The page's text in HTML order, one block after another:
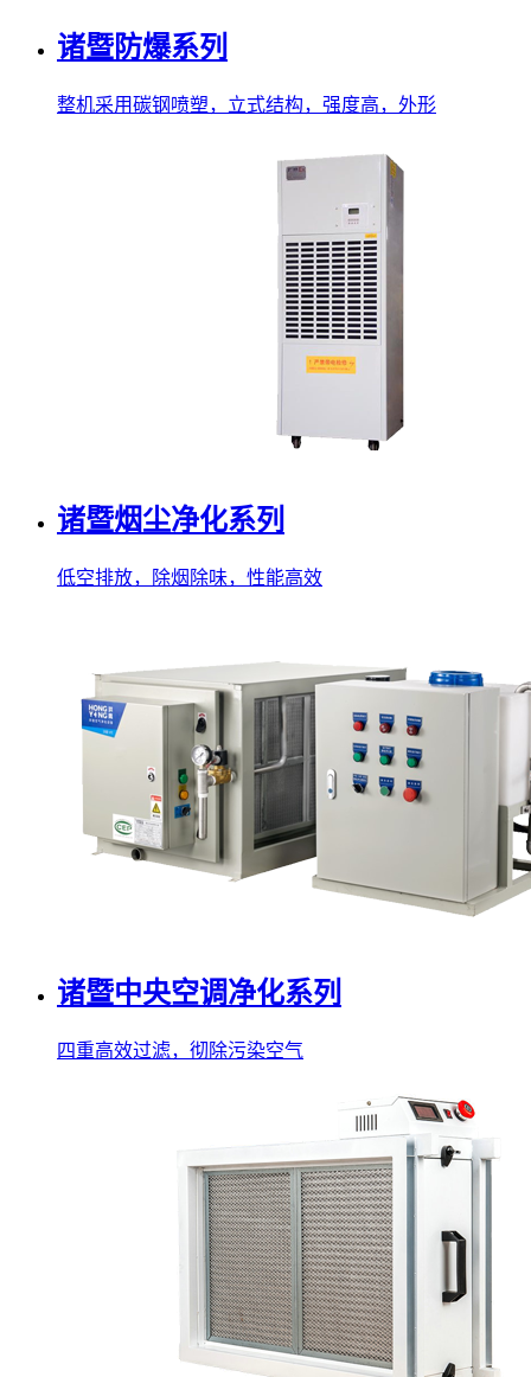
诸暨防爆系列
整机采用碳钢喷塑，立式结构，强度高，外形
诸暨烟尘净化系列
低空排放，除烟除味，性能高效
诸暨中央空调净化系列
四重高效过滤，彻除污染空气